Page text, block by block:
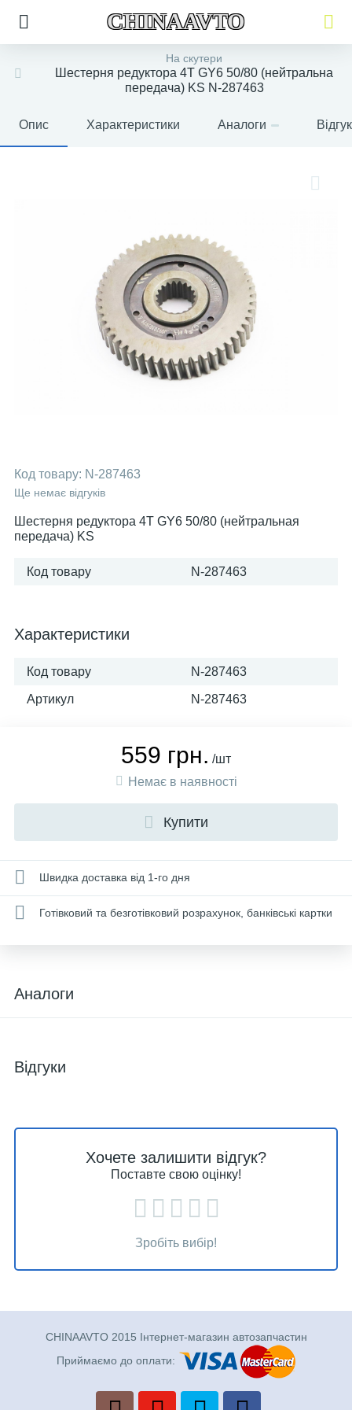
CHINAAVTO
На скутери
Шестерня редуктора 4T GY6 50/80 (нейтральна
передача) KS N-287463
Опис Характеристики Аналоги
Код товару: N-287463
Ще немає відгуків
Шестерня редуктора 4T GY6 50/80 (нейтральная
передача) KS
Код товару N-287463
Характеристики
Код товару N-287463
Артикул N-287463
559 грн. /шт
Немає в наявності
Купити
Швидка доставка від 1-го дня
Готівковий та безготівковий розрахунок, банківські картки
Аналоги
Відгуки
Хочете залишити відгук?
Поставте свою оцінку!
Зробіть вибір!
CHINAAVTO 2015 Інтернет-магазин автозапчастин
Приймаємо до оплати: